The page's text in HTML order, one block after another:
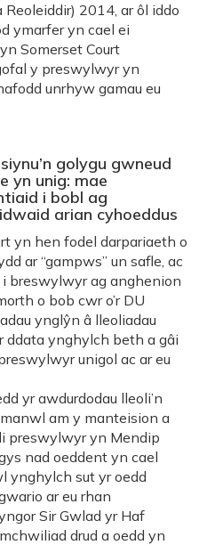
Reoleiddir) 2014, ar ôl iddo
ymarfer yn cael ei
Somerset Court
y preswylwyr yn
unrhyw gamau eu
golygu gwneud
yn unig: mae
i bobl ag
arian cyhoeddus
yn hen fodel darpariaeth o
ar “gampws” un safle, ac
i breswylwyr ag anghenion
o bob cwr o’r DU
ynglŷn â lleoliadau
ddata ynghylch beth a gâi
unigol ac ar eu
yr awdurdodau lleoli’n
am y manteision a
preswylwyr yn Mendip
nad oeddent yn cael
ynghylch sut yr oedd
ar eu rhan
Sir Gwlad yr Haf
drud a oedd yn